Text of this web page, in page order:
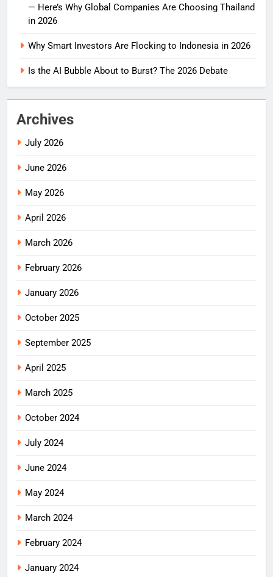
— Here’s Why Global Companies Are Choosing Thailand
in 2026
Why Smart Investors Are Flocking to Indonesia in 2026
Is the AI Bubble About to Burst? The 2026 Debate
Archives
July 2026
June 2026
May 2026
April 2026
March 2026
February 2026
January 2026
October 2025
September 2025
April 2025
March 2025
October 2024
July 2024
June 2024
May 2024
March 2024
February 2024
January 2024